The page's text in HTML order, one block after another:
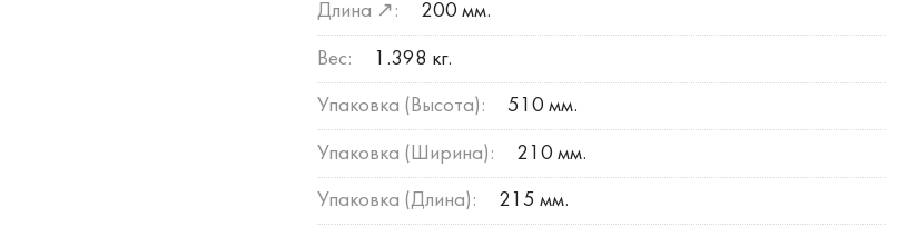
Длина ↗: 200 мм.
Вес: 1.398 кг.
Упаковка (Высота): 510 мм.
Упаковка (Ширина): 210 мм.
Упаковка (Длина): 215 мм.